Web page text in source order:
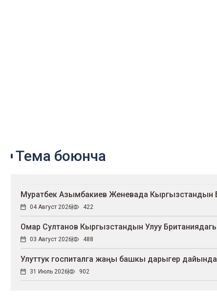
Тема боюнча
Муратбек Азымбакиев Женевада Кыргызстандын
04 Август 2026 422
Омар Султанов Кыргызстандын Улуу
03 Август 2026 488
Улуттук госпиталга жаңы башкы дарыгер
31 Июль 2026 902